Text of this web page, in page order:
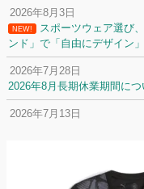
2026年8月3日
NEW!
スポーツウェア選び
ンド」で「自由にデザイン
2026年7月28日
2026年8月長期休業期間につ
2026年7月13日
名前入りユニフォームで子